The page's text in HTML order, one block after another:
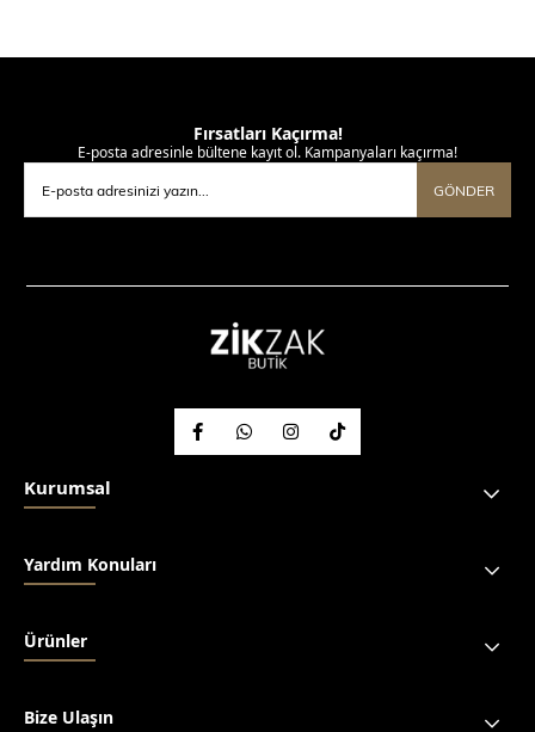
Fırsatları Kaçırma!
E-posta adresinle bültene kayıt ol. Kampanyaları kaçırma!
GÖNDER
Kurumsal
Yardım Konuları
Ürünler
Bize Ulaşın